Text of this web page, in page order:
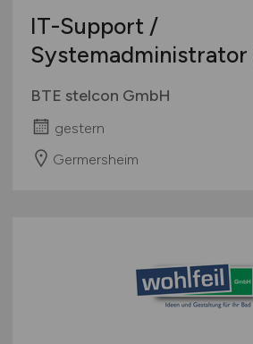
IT-Support /
Systemadministrator
BTE stelcon GmbH
gestern
Germersheim